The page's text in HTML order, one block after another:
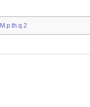
M.p.th.q.2